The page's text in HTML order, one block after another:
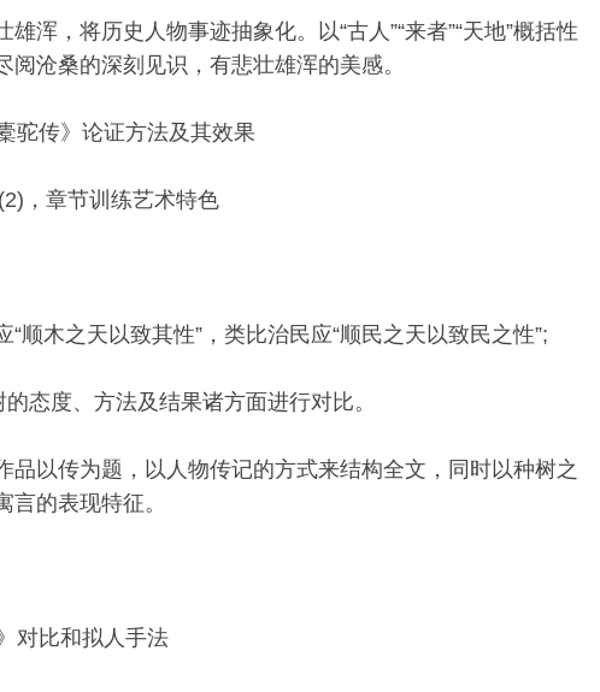
浑，将历史人物事迹抽象化。以“古人”“来者”“天地”概括性
沧桑的深刻见识，有悲壮雄浑的美感。
驼传》论证方法及其效果
，章节训练艺术特色
顺木之天以致其性”，类比治民应“顺民之天以致民之性”;
态度、方法及结果诸方面进行对比。
品以传为题，以人物传记的方式来结构全文，同时以种树之
的表现特征。
对比和拟人手法